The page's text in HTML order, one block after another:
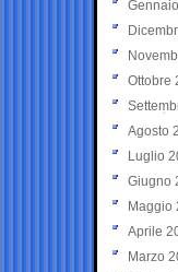
Ottobre
Agosto
Luglio
Giugno
Maggio
Aprile
Marzo